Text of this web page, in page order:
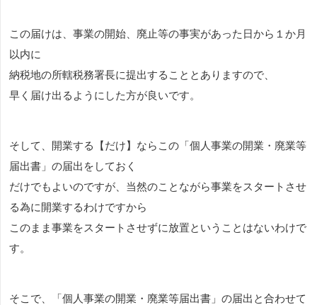
この届けは、事業の開始、廃止等の事実があった日から１か月
以内に
納税地の所轄税務署長に提出することとありますので、
早く届け出るようにした方が良いです。
そして、開業する【だけ】ならこの「個人事業の開業・廃業等
届出書」の届出をしておく
だけでもよいのですが、当然のことながら事業をスタートさせ
る為に開業するわけですから
このまま事業をスタートさせずに放置ということはないわけで
す。
そこで、「個人事業の開業・廃業等届出書」の届出と合わせて